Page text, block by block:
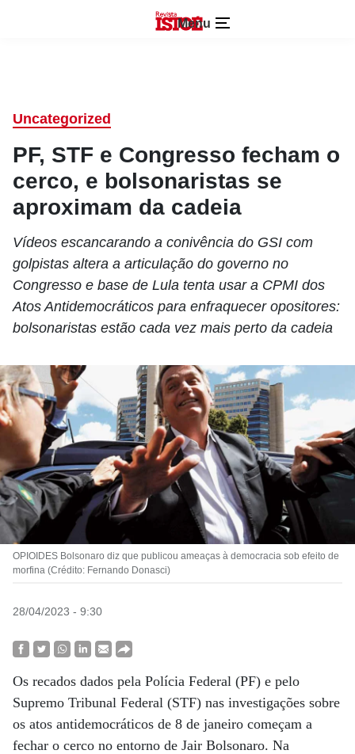
Menu
Uncategorized
PF, STF e Congresso fecham o
cerco, e bolsonaristas se
aproximam da cadeia
Vídeos escancarando a conivência do GSI com
golpistas altera a articulação do governo no
Congresso e base de Lula tenta usar a CPMI dos
Atos Antidemocráticos para enfraquecer opositores:
bolsonaristas estão cada vez mais perto da cadeia
OPIOIDES Bolsonaro diz que publicou ameaças à democracia sob efeito de
morfina (Crédito: Fernando Donasci)
28/04/2023 - 9:30
Os recados dados pela Polícia Federal (PF) e pelo
Supremo Tribunal Federal (STF) nas investigações sobre
os atos antidemocráticos de 8 de janeiro começam a
fechar o cerco no entorno de Jair Bolsonaro. Na